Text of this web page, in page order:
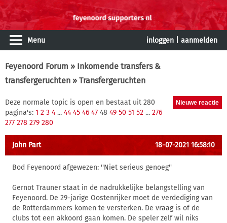
Menu inloggen aanmelden
Feyenoord Forum » Inkomende transfers &
transfergeruchten » Transfergeruchten
Deze normale topic is open en bestaat uit 280
pagina's: 1 2 3 4 ... 44 45 46 47 48 49 50 51 52 ... 276
277 278 279 280
John Part 18-07-2021 16:58:10
Bod Feyenoord afgewezen: ''Niet serieus genoeg''
Gernot Trauner staat in de nadrukkelijke belangstelling van
Feyenoord. De 29-jarige Oostenrijker moet de verdediging van
de Rotterdammers komen te versterken. De vraag is of de
clubs tot een akkoord gaan komen. De speler zelf wil niks